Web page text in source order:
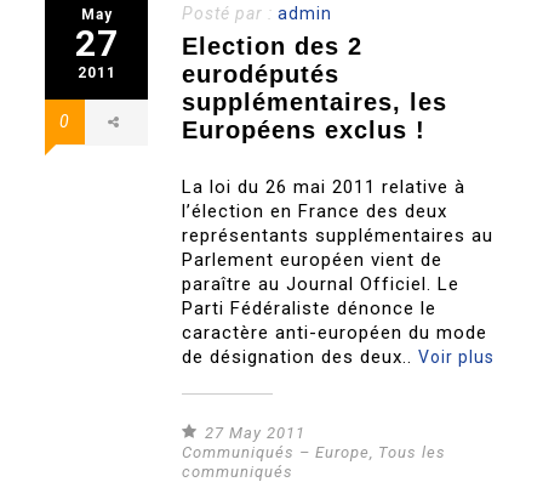
May
27
2011
0
Posté par :admin
Election des 2
eurodéputés
supplémentaires, les
Européens exclus !
La loi du 26 mai 2011 relative à
l’élection en France des deux
représentants supplémentaires au
Parlement européen vient de
paraître au Journal Officiel. Le
Parti Fédéraliste dénonce le
caractère anti-européen du mode
de désignation des deux..Voir plus
27 May 2011
Communiqués – Europe, Tous les
communiqués